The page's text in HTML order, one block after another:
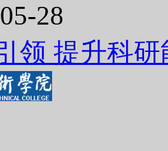
05-28
领 提升科研